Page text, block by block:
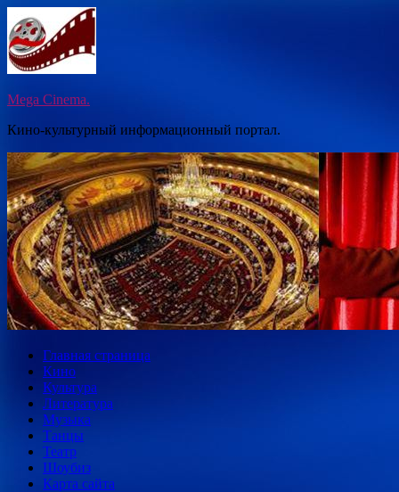
Перейти
к
содержимому
Mega Cinema.
Кино-культурный информационный портал.
Главная страница
Кино
Культура
Литература
Музыка
Танцы
Театр
Шоубиз
Карта сайта